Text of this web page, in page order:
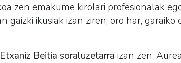
zen emakume kirolari profesionalak
gaizki ikusiak izan ziren, oro har,
Beitia soraluzetarra izan zen.